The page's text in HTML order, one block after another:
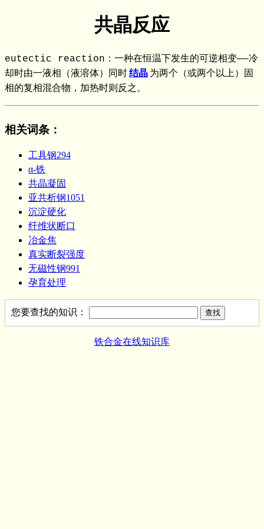
共晶反应
eutectic reaction：一种在恒温下发生的可逆相变——冷
却时由一液相（液溶体）同时结晶 为两个（或两个以上）固
相的复相混合物，加热时则反之。
相关词条 ：
工具钢294
α-铁
共晶凝固
亚共析钢1051
沉淀硬化
纤维状断口
冶金焦
真实断裂强度
无磁性钢991
孕育处理
您要查找的知识：
铁合金在线知识库